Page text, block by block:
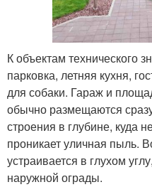
К объектам технического
парковка, летняя кухня,
для собаки. Гараж и
обычно размещаются
строения в глубине, куда
проникает уличная пыль.
устраивается в глухом
наружной ограды.